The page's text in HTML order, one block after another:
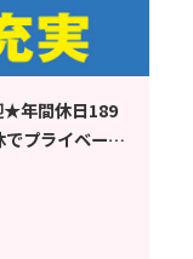
年間休日189
プライベート
＜合志市＞